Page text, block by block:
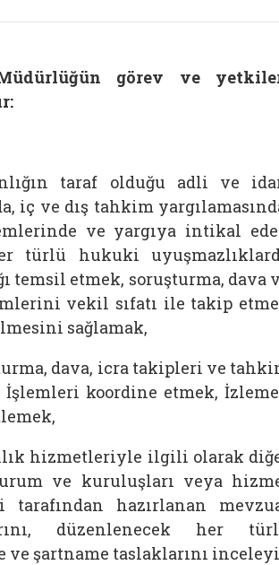
görev ve
taraf olduğu adli ve
iç ve dış tahkim
ve yargıya intikal
türlü hukuki
temsil etmek, soruşturma, dava
vekil sıfatı ile takip
sağlamak,
dava, icra takipleri ve
koordine etmek,
hizmetleriyle ilgili olarak
ve kuruluşları veya
tarafından hazırlanan
düzenlenecek her
ve şartname taslaklarını